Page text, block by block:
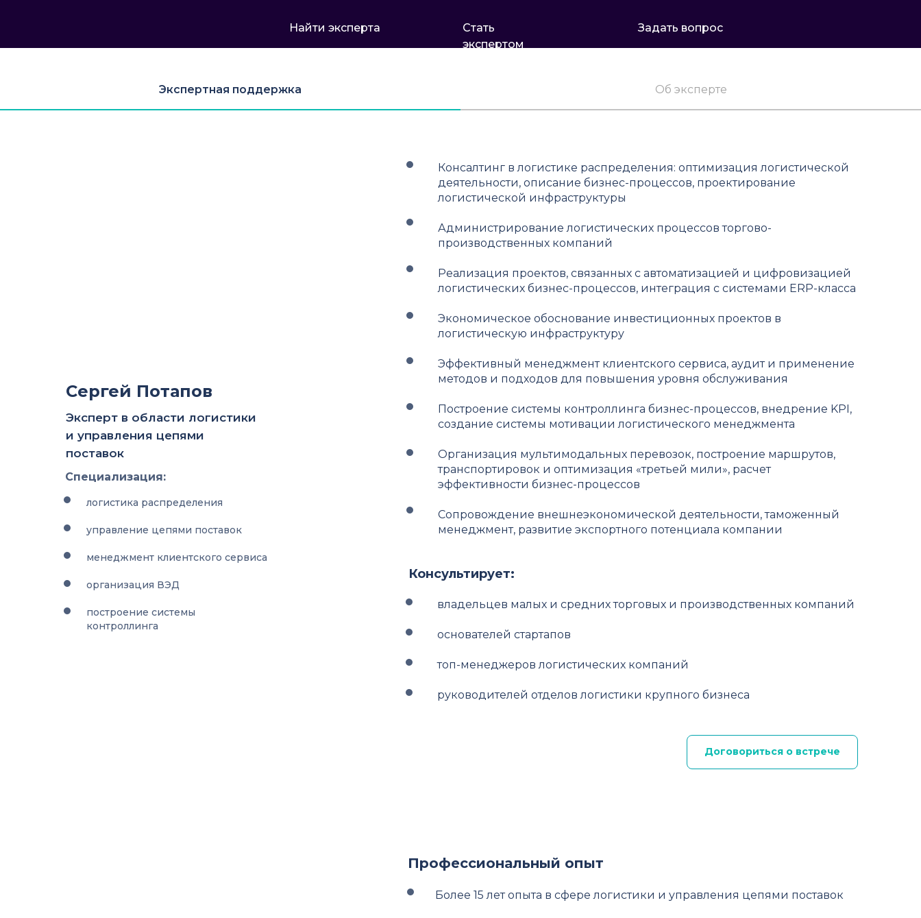
Задать вопрос
Найти эксперта
Стать
экспертом
Экспертная поддержка Об эксперте
Сергей Потапов
Эксперт в области логистики
и управления цепями
поставок
Специализация:
логистика распределения
управление цепями поставок
менеджмент клиентского сервиса
организация ВЭД
построение системы
контроллинга
Договориться о встрече
Консалтинг в логистике распределения: оптимизация логистической
деятельности, описание бизнес-процессов, проектирование
логистической инфраструктуры
Администрирование логистических процессов торгово-
производственных компаний
Реализация проектов, связанных с автоматизацией и цифровизацией
логистических бизнес-процессов, интеграция с системами ERP-класса
Экономическое обоснование инвестиционных проектов в
логистическую инфраструктуру
Эффективный менеджмент клиентского сервиса, аудит и применение
методов и подходов для повышения уровня обслуживания
Построение системы контроллинга бизнес-процессов, внедрение KPI,
создание системы мотивации логистического менеджмента
Организация мультимодальных перевозок, построение маршрутов,
транспортировок и оптимизация «третьей мили», расчет
эффективности бизнес-процессов
Сопровождение внешнеэкономической деятельности, таможенный
менеджмент, развитие экспортного потенциала компании
Консультирует:
владельцев малых и средних торговых и производственных компаний
основателей стартапов
топ-менеджеров логистических компаний
руководителей отделов логистики крупного бизнеса
Профессиональный опыт
Более 15 лет опыта в сфере логистики и управления цепями поставок